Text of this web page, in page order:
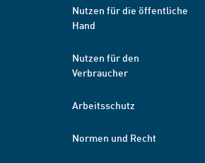
Nutzen für die öffentliche
Hand
Nutzen für den
Verbraucher
Arbeitsschutz
Normen und Recht